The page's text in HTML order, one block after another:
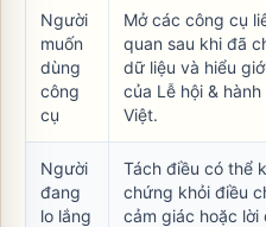
Người
muốn
dùng
công
cụ
Mở các công cụ
quan sau khi đã
dữ liệu và hiểu
của Lễ hội &
Việt.
Người
đang
lo lắng
Tách điều có thể
chứng khỏi điều
cảm giác hoặc lời